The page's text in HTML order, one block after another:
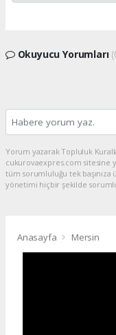
Okuyucu Yorumları
Yorum yazarak Topluluk
cukurovaexpres.com sitesine
tüm sorumluluğu tek
yönetimi hiçbir şekilde
Anasayfa Mersin